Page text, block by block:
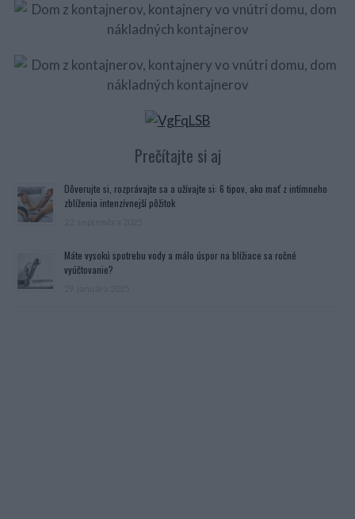
Prečítajte si aj
Dôverujte si, rozprávajte sa a užívajte si: 6 tipov, ako mať z intímneho
zblíženia intenzívnejší pôžitok
Máte vysokú spotrebu vody a málo úspor na blížiace sa ročné
vyúčtovanie?